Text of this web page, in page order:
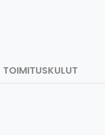
TOIMITUSKULUT